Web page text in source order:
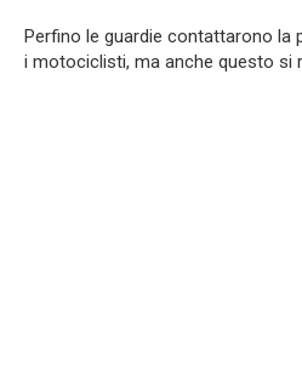
Perfino le guardie contattarono la
i motociclisti, ma anche questo si